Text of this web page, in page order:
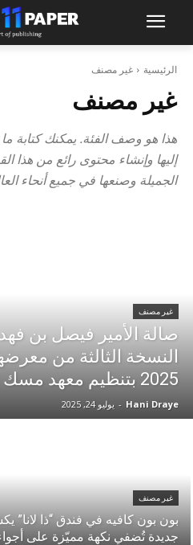
الرئيسية غير مصنف
غير مصنف
هذا هو وصف الفئة. يمكنك كتابة
إليها وإنشاء محتوى رائع من هذا
الجميلة وصنعها في جميع أنحاء
غير مصنف
صالة الأمير فيصل بن
النسخة الثالثة من
2025 بتنظيم معهد مسك للفنون
Hani Draye
- يوليو 24, 2025
غير مصنف
بون بون كافيه في فندق “ذا
جديدة تُضفي نكهة مميّزة على